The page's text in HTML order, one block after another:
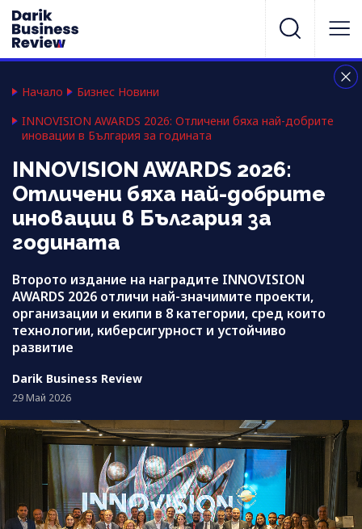
Начало
Бизнес Новини
INNOVISION AWARDS 2026: Отличени бяха най-добрите
иновации в България за годината
INNOVISION AWARDS 2026:
Отличени бяха най-добрите
иновации в България за
годината
Второто издание на наградите INNOVISION
AWARDS 2026 отличи най-значимите проекти,
организации и екипи в 8 категории, сред които
технологии, киберсигурност и устойчиво
развитие
Darik Business Review
29 Май 2026